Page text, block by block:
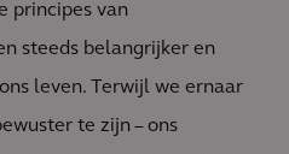
principes van
steeds belangrijker en
leven. Terwijl we ernaar
te zijn – ons